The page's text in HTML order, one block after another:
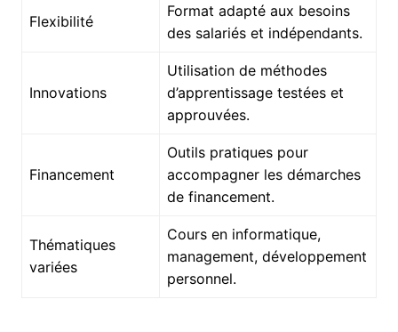
Flexibilité
Format adapté aux besoins
des salariés et indépendants.
Innovations
Utilisation de méthodes
d’apprentissage testées et
approuvées.
Financement
Outils pratiques pour
accompagner les démarches
de financement.
Thématiques
variées
Cours en informatique,
management, développement
personnel.